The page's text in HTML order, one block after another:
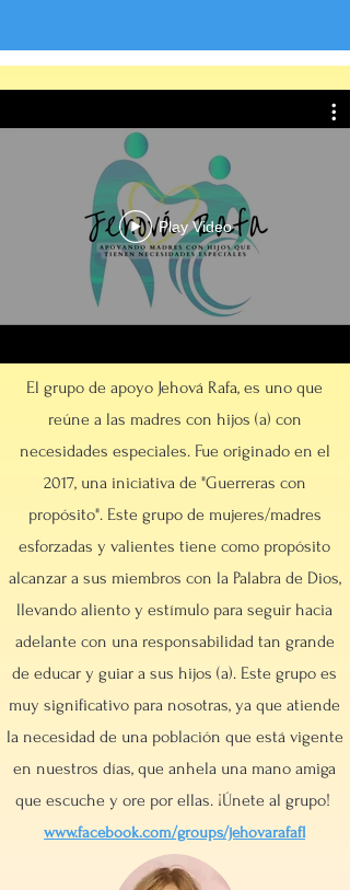
El grupo de apoyo Jehová Rafa, es uno que
reúne a las madres con hijos (a) con
necesidades especiales. Fue originado en el
2017, una iniciativa de "Guerreras con
propósito". Este grupo de mujeres/madres
esforzadas y valientes tiene como propósito
alcanzar a sus miembros con la Palabra de Dios,
llevando aliento y estímulo para seguir hacia
adelante con una responsabilidad tan grande
de educar y guiar a sus hijos (a). Este grupo es
muy significativo para nosotras, ya que atiende
la necesidad de una población que está vigente
en nuestros días, que anhela una mano amiga
que escuche y ore por ellas. ¡Únete al grupo!
www.facebook.com/groups/jehovarafafl
Play Video